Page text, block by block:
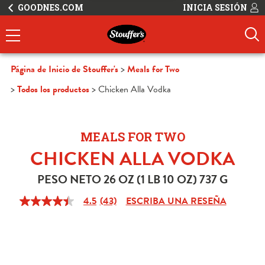
GOODNES.COM INICIA SESIÓN
Página de Inicio de Stouffer's
Meals for Two
Todos los productos
Chicken Alla Vodka
MEALS FOR TWO
CHICKEN ALLA VODKA
PESO NETO 26 OZ (1 LB 10 OZ) 737 G
4.5
4.5 (43) ESCRIBA UNA RESEÑA